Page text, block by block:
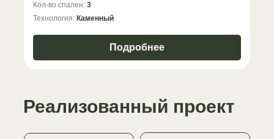
Кол-во спален: 3
Технология: Каменный
Подробнее
Реализованный проект